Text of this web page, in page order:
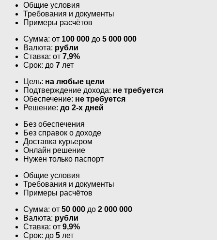
Общие условия
Требования и документы
Примеры расчётов
Сумма: от 100 000 до 5 000 000
Валюта: рубли
Ставка: от 7,9%
Срок: до 7 лет
Цель: на любые цели
Подтверждение дохода: не требуется
Обеспечение: не требуется
Решение: до 2-х дней
Без обеспечения
Без справок о доходе
Доставка курьером
Онлайн решение
Нужен только паспорт
Общие условия
Требования и документы
Примеры расчётов
Сумма: от 50 000 до 2 000 000
Валюта: рубли
Ставка: от 9,9%
Срок: до 5 лет